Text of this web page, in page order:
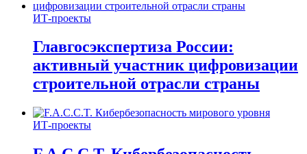
ИТ-проекты
Главгосэкспертиза России:
активный участник цифровизации
строительной отрасли страны
ИТ-проекты